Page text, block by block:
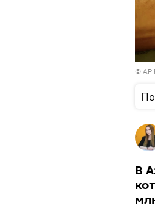
© AP
В